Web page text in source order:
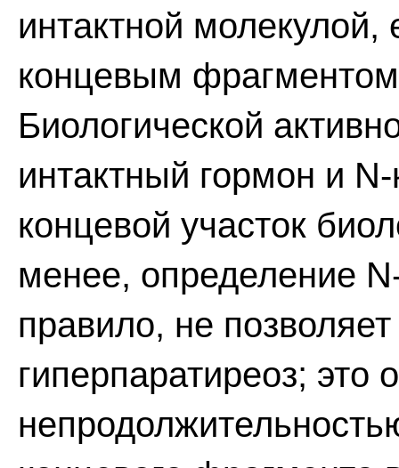
интактной
концевым
Биологической
интактный гормон и
концевой участок
менее, определение
правило, не
гиперпаратиреоз; это